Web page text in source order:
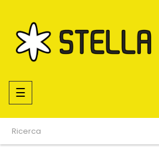
navigazione
Toggle
☰